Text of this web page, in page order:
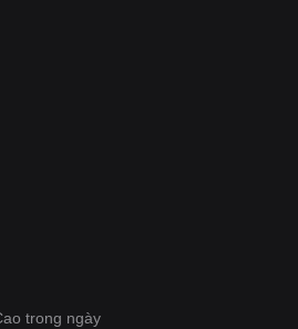
trong ngày